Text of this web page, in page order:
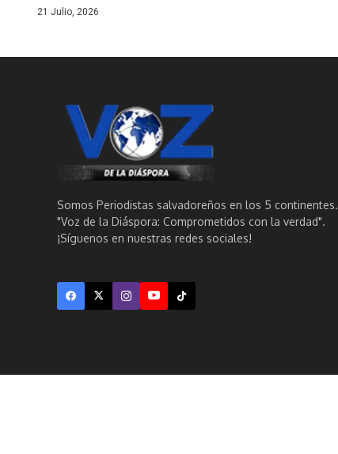
21 Julio, 2026
Somos Periodistas salvadoreños en los 5 continentes.
"Voz de la Diáspora: Comprometidos con la verdad".
¡Síguenos en nuestras redes sociales!